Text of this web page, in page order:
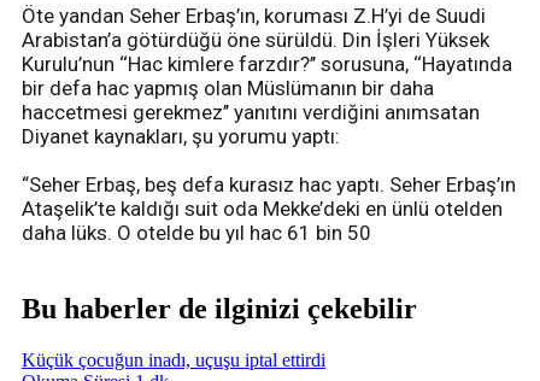
Öte yandan Seher Erbaş’ın, koruması Z.H’yi de Suudi
Arabistan’a götürdüğü öne sürüldü. Din İşleri Yüksek
Kurulu’nun ‘‘Hac kimlere farzdır?’’ sorusuna, ‘‘Hayatında
bir defa hac yapmış olan Müslümanın bir daha
haccetmesi gerekmez’’ yanıtını verdiğini anımsatan
Diyanet kaynakları, şu yorumu yaptı:
“Seher Erbaş, beş defa kurasız hac yaptı. Seher Erbaş’ın
Ataşelik’te kaldığı suit oda Mekke’deki en ünlü otelden
daha lüks. O otelde bu yıl hac 61 bin 50
Bu haberler de ilginizi çekebilir
Küçük çocuğun inadı, uçuşu iptal ettirdi